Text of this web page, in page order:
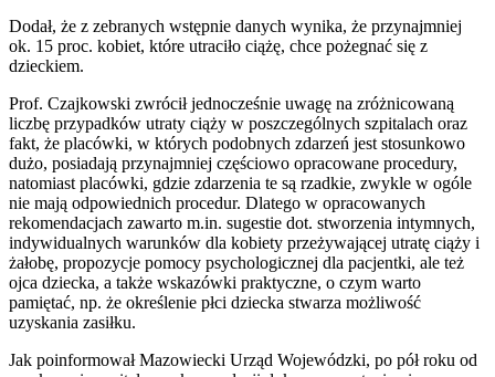
Dodał, że z zebranych wstępnie danych wynika, że przynajmniej
ok. 15 proc. kobiet, które utraciło ciążę, chce pożegnać się z
dzieckiem.
Prof. Czajkowski zwrócił jednocześnie uwagę na zróżnicowaną
liczbę przypadków utraty ciąży w poszczególnych szpitalach oraz
fakt, że placówki, w których podobnych zdarzeń jest stosunkowo
dużo, posiadają przynajmniej częściowo opracowane procedury,
natomiast placówki, gdzie zdarzenia te są rzadkie, zwykle w ogóle
nie mają odpowiednich procedur. Dlatego w opracowanych
rekomendacjach zawarto m.in. sugestie dot. stworzenia intymnych,
indywidualnych warunków dla kobiety przeżywającej utratę ciąży i
żałobę, propozycje pomocy psychologicznej dla pacjentki, ale też
ojca dziecka, a także wskazówki praktyczne, o czym warto
pamiętać, np. że określenie płci dziecka stwarza możliwość
uzyskania zasiłku.
Jak poinformował Mazowiecki Urząd Wojewódzki, po pół roku od